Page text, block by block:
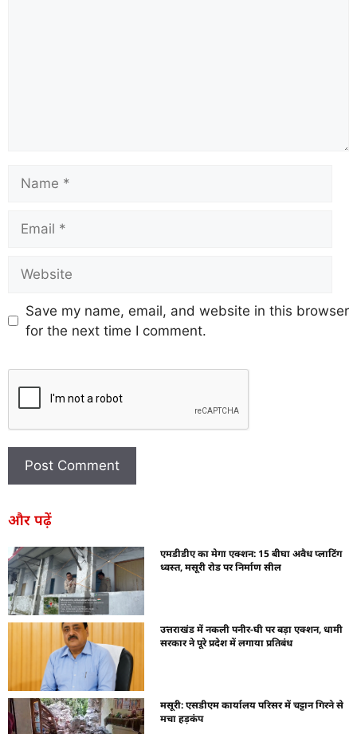
Save my name, email, and website in this browser
for the next time I comment.
और पढ़ें
एमडीडीए का मेगा एक्शन: 15 बीघा अवैध प्लाटिंग
ध्वस्त, मसूरी रोड पर निर्माण सील
उत्तराखंड में नकली पनीर-घी पर बड़ा एक्शन, धामी
सरकार ने पूरे प्रदेश में लगाया प्रतिबंध
मसूरी: एसडीएम कार्यालय परिसर में चट्टान गिरने से
मचा हड़कंप